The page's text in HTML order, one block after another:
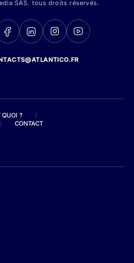
SAS. tous droits réservés.
QUOI ?
/
/ CONTACT